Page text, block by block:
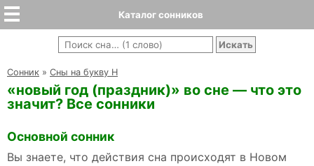
Каталог сонников
Cонник » Сны на букву Н
«новый год (праздник)» во сне — что это
значит? Все сонники
Основной сонник
Вы знаете, что действия сна происходят в Новом